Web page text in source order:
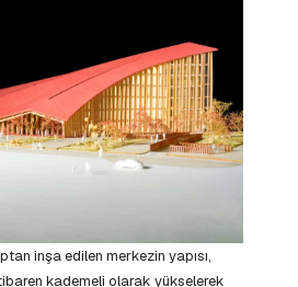
inşa edilen merkezin yapısı,
kademeli olarak yükselerek